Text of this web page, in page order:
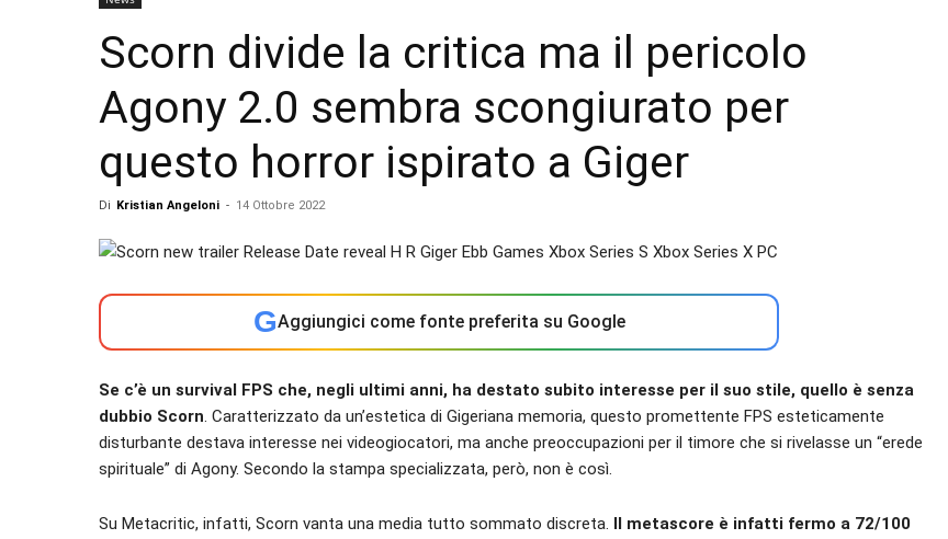
Scorn divide la critica ma il pericolo
Agony 2.0 sembra scongiurato per
questo horror ispirato a Giger
Di Kristian Angeloni - 14 Ottobre 2022
GAggiungici come fonte preferita su Google
Se c’è un survival FPS che, negli ultimi anni, ha destato subito interesse per il suo stile, quello è senza
dubbio Scorn. Caratterizzato da un’estetica di Gigeriana memoria, questo promettente FPS esteticamente
disturbante destava interesse nei videogiocatori, ma anche preoccupazioni per il timore che si rivelasse un “erede
spirituale” di Agony. Secondo la stampa specializzata, però, non è così.
Su Metacritic, infatti, Scorn vanta una media tutto sommato discreta. Il metascore è infatti fermo a 72/100